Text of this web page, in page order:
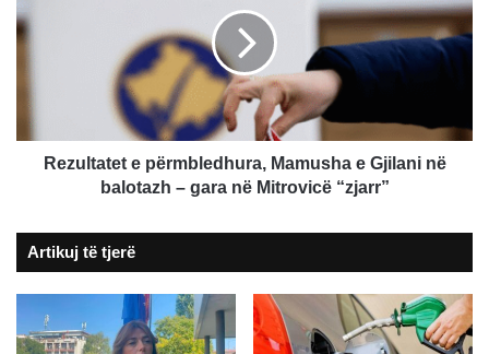
Mamusha
–
“zjarr”
Rezultatet e përmbledhura, Mamusha e Gjilani në
balotazh – gara në Mitrovicë “zjarr”
Artikuj të tjerë